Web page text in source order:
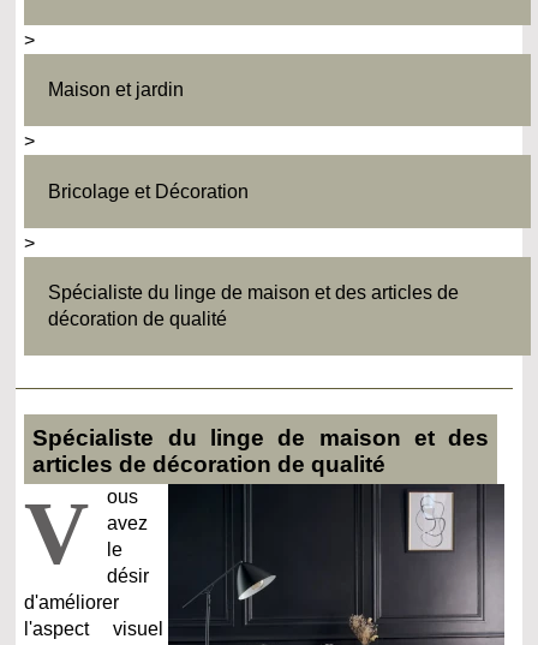
>
Maison et jardin
>
Bricolage et Décoration
>
Spécialiste du linge de maison et des articles de
décoration de qualité
Spécialiste du linge de maison et des
articles de décoration de qualité
V
ous
avez
le
désir
d'améliorer
l'aspect visuel